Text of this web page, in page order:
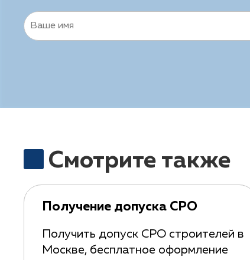
Смотрите также
Получение допуска СРО
Получить допуск СРО строителей в
Москве, бесплатное оформление